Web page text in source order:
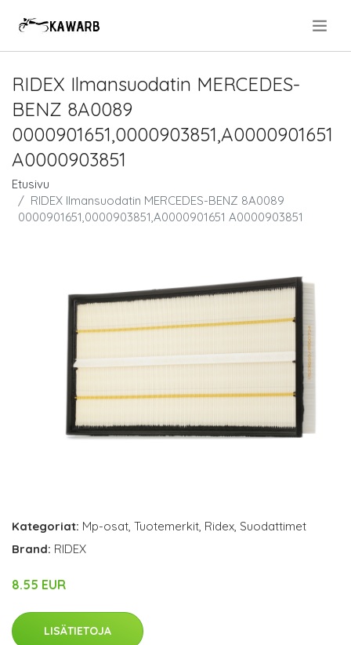
RIDEX Ilmansuodatin MERCEDES-
BENZ 8A0089
0000901651,0000903851,A0000901651
A0000903851
Etusivu
RIDEX Ilmansuodatin MERCEDES-BENZ 8A0089
0000901651,0000903851,A0000901651 A0000903851
Kategoriat: Mp-osat, Tuotemerkit, Ridex, Suodattimet
Brand: RIDEX
8.55 EUR
LISÄTIETOJA